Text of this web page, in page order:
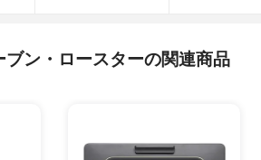
ブン・ロースターの関連商品